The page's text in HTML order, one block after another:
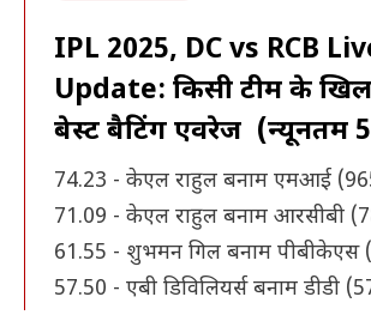
IPL 2025, DC vs RCB
Update: किसी टीम के
बेस्ट बैटिंग एवरेज (न्यूनतम
74.23 - केएल राहुल बनाम एमआई
71.09 - केएल राहुल बनाम आरसीबी
61.55 - शुभमन गिल बनाम पीबीकेएस
57.50 - एबी डिविलियर्स बनाम डीडी